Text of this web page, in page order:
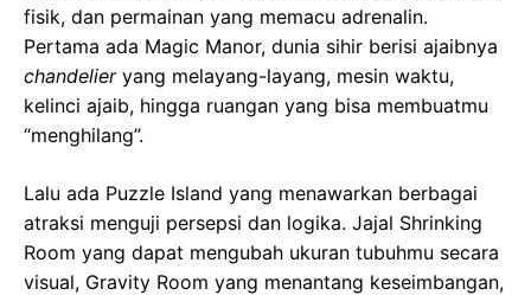
fisik, dan permainan yang memacu adrenalin.
Pertama ada Magic Manor, dunia sihir berisi ajaibnya
chandelieryang melayang-layang, mesin waktu,
kelinci ajaib, hingga ruangan yang bisa membuatmu
“menghilang”.
Lalu ada Puzzle Island yang menawarkan berbagai
atraksi menguji persepsi dan logika. Jajal Shrinking
Room yang dapat mengubah ukuran tubuhmu secara
visual, Gravity Room yang menantang keseimbangan,